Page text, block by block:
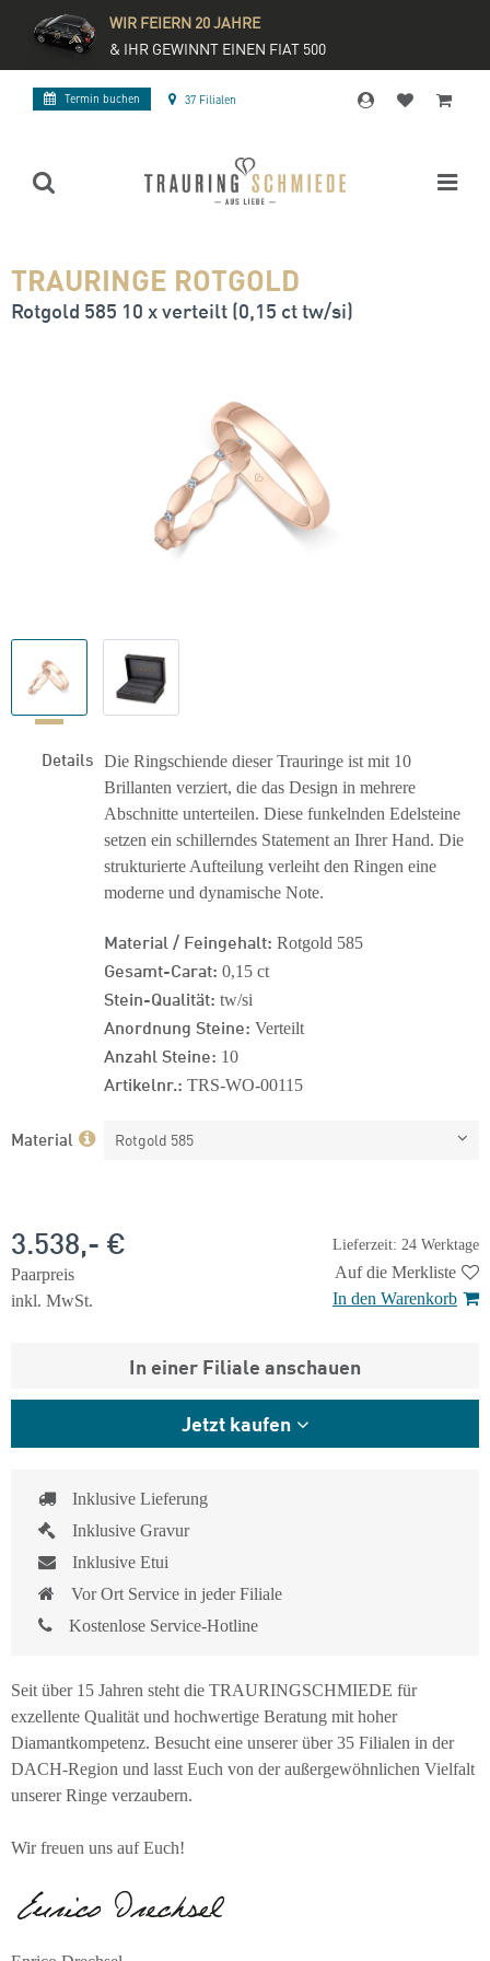
WIR FEIERN 20 JAHRE
& IHR GEWINNT EINEN FIAT 500
Termin buchen 37 Filialen
TRAURINGE ROTGOLD
Rotgold 585 10 x verteilt (0,15 ct tw/si)
Details Die Ringschiende dieser Trauringe ist mit 10
Brillanten verziert, die das Design in mehrere
Abschnitte unterteilen. Diese funkelnden Edelsteine
setzen ein schillerndes Statement an Ihrer Hand. Die
strukturierte Aufteilung verleiht den Ringen eine
moderne und dynamische Note.
Material / Feingehalt: Rotgold 585
Gesamt-Carat: 0,15 ct
Stein-Qualität: tw/si
Anordnung Steine: Verteilt
Anzahl Steine: 10
Artikelnr.: TRS-WO-00115
Material Rotgold 585
Lieferzeit: 24 Werktage
3.538,- €
Paarpreis
inkl. MwSt.
Auf die Merkliste
In den Warenkorb
In einer Filiale anschauen
Jetzt kaufen
Inklusive Lieferung
Inklusive Gravur
Inklusive Etui
Vor Ort Service in jeder Filiale
Kostenlose Service-Hotline
Seit über 15 Jahren steht die TRAURINGSCHMIEDE für
exzellente Qualität und hochwertige Beratung mit hoher
Diamantkompetenz. Besucht eine unserer über 35 Filialen in der
DACH-Region und lasst Euch von der außergewöhnlichen Vielfalt
unserer Ringe verzaubern.
Wir freuen uns auf Euch!